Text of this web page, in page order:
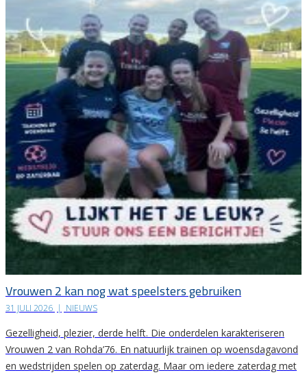
Vrouwen 2 kan nog wat speelsters gebruiken
31 JULI 2026 | NIEUWS
Gezelligheid, plezier, derde helft. Die onderdelen karakteriseren
Vrouwen 2 van Rohda’76. En natuurlijk trainen op woensdagavond
en wedstrijden spelen op zaterdag. Maar om iedere zaterdag met